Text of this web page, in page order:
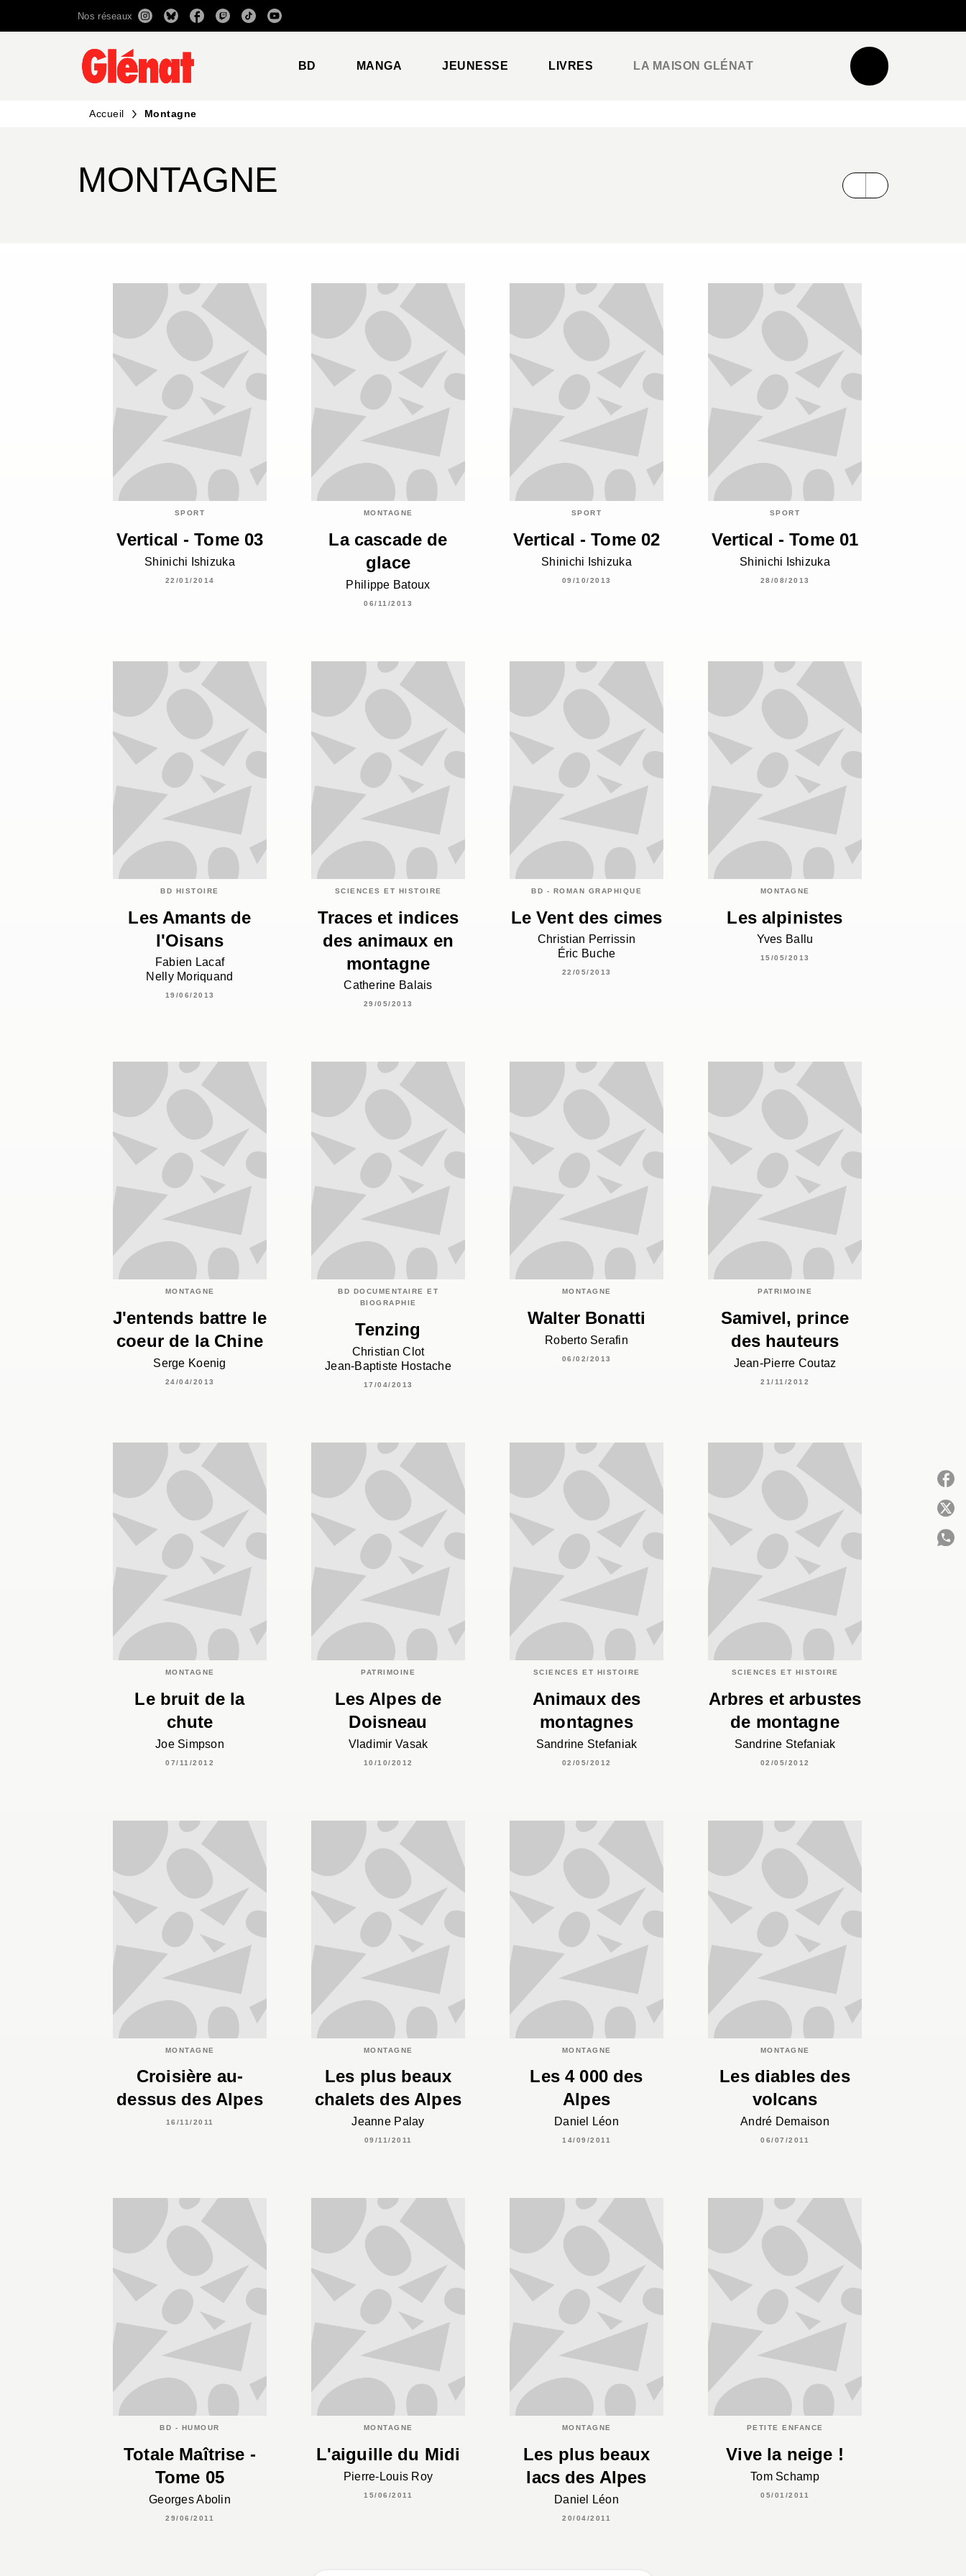
RECHERCHE CONTENU
Nos réseaux
BD MANGA JEUNESSE LIVRES LA MAISON GLÉNAT
Accueil Montagne
MONTAGNE
SPORT
Vertical - Tome 03
Shinichi Ishizuka
22/01/2014
MONTAGNE
La cascade de
glace
Philippe Batoux
06/11/2013
SPORT
Vertical - Tome 02
Shinichi Ishizuka
09/10/2013
SPORT
Vertical - Tome 01
Shinichi Ishizuka
28/08/2013
BD HISTOIRE
Les Amants de
l'Oisans
Fabien Lacaf
Nelly Moriquand
19/06/2013
SCIENCES ET HISTOIRE
Traces et indices
des animaux en
montagne
Catherine Balais
29/05/2013
BD - ROMAN GRAPHIQUE
Le Vent des cimes
Christian Perrissin
Éric Buche
22/05/2013
MONTAGNE
Les alpinistes
Yves Ballu
15/05/2013
MONTAGNE
J'entends battre le
coeur de la Chine
Serge Koenig
24/04/2013
BD DOCUMENTAIRE ET
BIOGRAPHIE
Tenzing
Christian Clot
Jean-Baptiste Hostache
17/04/2013
MONTAGNE
Walter Bonatti
Roberto Serafin
06/02/2013
PATRIMOINE
Samivel, prince
des hauteurs
Jean-Pierre Coutaz
21/11/2012
MONTAGNE
Le bruit de la
chute
Joe Simpson
07/11/2012
PATRIMOINE
Les Alpes de
Doisneau
Vladimir Vasak
10/10/2012
SCIENCES ET HISTOIRE
Animaux des
montagnes
Sandrine Stefaniak
02/05/2012
SCIENCES ET HISTOIRE
Arbres et arbustes
de montagne
Sandrine Stefaniak
02/05/2012
MONTAGNE
Croisière au-
dessus des Alpes
16/11/2011
MONTAGNE
Les plus beaux
chalets des Alpes
Jeanne Palay
09/11/2011
MONTAGNE
Les 4 000 des
Alpes
Daniel Léon
14/09/2011
MONTAGNE
Les diables des
volcans
André Demaison
06/07/2011
BD - HUMOUR
Totale Maîtrise -
Tome 05
Georges Abolin
29/06/2011
MONTAGNE
L'aiguille du Midi
Pierre-Louis Roy
15/06/2011
MONTAGNE
Les plus beaux
lacs des Alpes
Daniel Léon
20/04/2011
PETITE ENFANCE
Vive la neige !
Tom Schamp
05/01/2011